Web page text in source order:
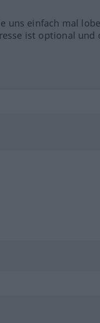
uns einfach mal
ist optional und